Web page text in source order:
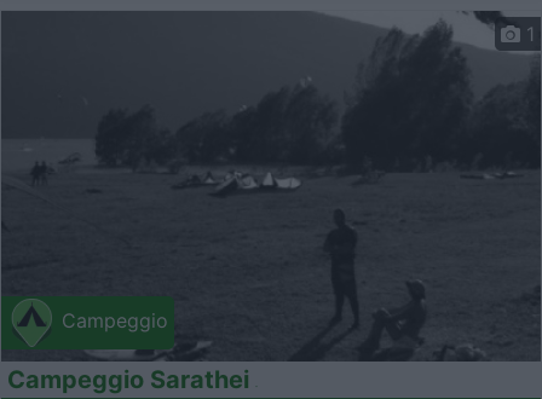
Campeggio
1
Campeggio Sarathei